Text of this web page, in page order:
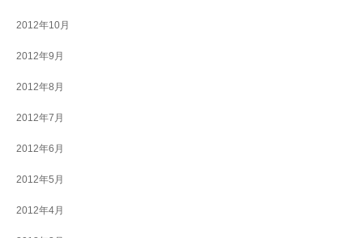
2012年10月
2012年9月
2012年8月
2012年7月
2012年6月
2012年5月
2012年4月